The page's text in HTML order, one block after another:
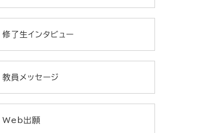
修了生インタビュー
教員メッセージ
Web出願